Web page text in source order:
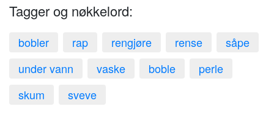
Tagger og nøkkelord:
bobler rap rengjøre rense
såpe
under vann
vaske boble
perle
skum
sveve